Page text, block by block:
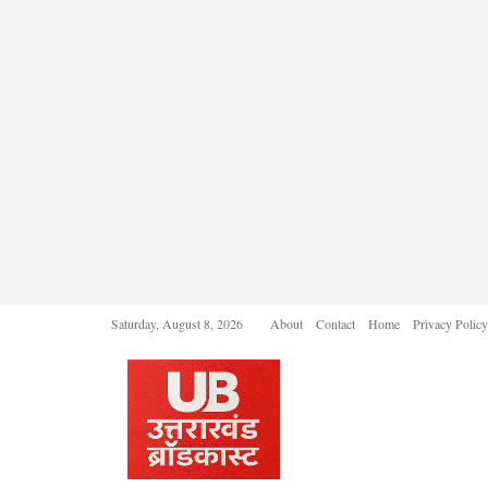
Saturday, August 8, 2026 About Contact Home Privacy Policy